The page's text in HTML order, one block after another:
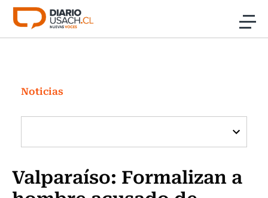
Click acá para ir directamente al contenido
Investigación
Cultura
Programas Radio y TV Usach
Noticias
Valparaíso: Formalizan a